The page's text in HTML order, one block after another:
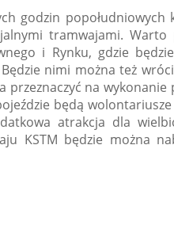
godzin popołudniowych
tramwajami. Warto
i Rynku, gdzie
nimi można też
na wykonanie
będą
atrakcja dla
KSTM będzie można